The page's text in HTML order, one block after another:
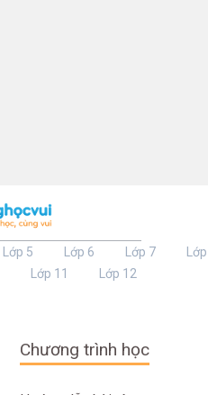
Lớp 5 Lớp 6 Lớp 7
Lớp
Lớp 11 Lớp 12
Chương trình học